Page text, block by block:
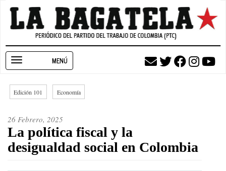
Pasar
contenido
navigation
Edición 101 Economía
26 Febrero, 2025
La política fiscal y la
desigualdad social en Colombia